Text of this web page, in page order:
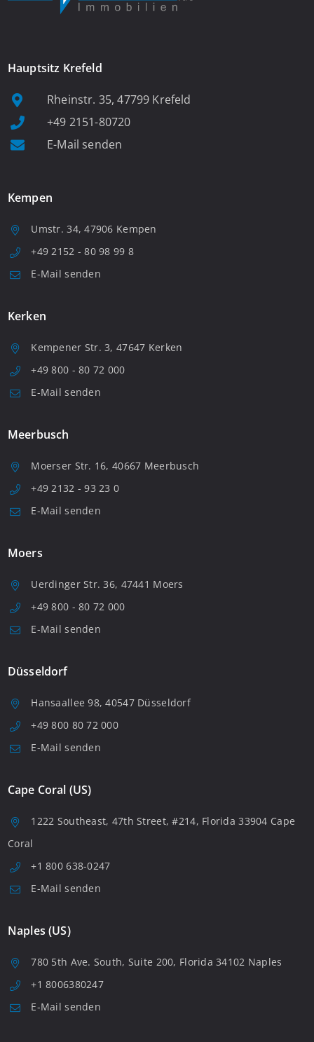
Hauptsitz Krefeld
Rheinstr. 35, 47799 Krefeld
+49 2151-80720
E-Mail senden
Kempen
Umstr. 34, 47906 Kempen
+49 2152 - 80 98 99 8
E-Mail senden
Kerken
Kempener Str. 3, 47647 Kerken
+49 800 - 80 72 000
E-Mail senden
Meerbusch
Moerser Str. 16, 40667 Meerbusch
+49 2132 - 93 23 0
E-Mail senden
Moers
Uerdinger Str. 36, 47441 Moers
+49 800 - 80 72 000
E-Mail senden
Düsseldorf
Hansaallee 98, 40547 Düsseldorf
+49 800 80 72 000
E-Mail senden
Cape Coral (US)
1222 Southeast, 47th Street, #214, Florida 33904 Cape
Coral
+1 800 638-0247
E-Mail senden
Naples (US)
780 5th Ave. South, Suite 200, Florida 34102 Naples
+1 8006380247
E-Mail senden